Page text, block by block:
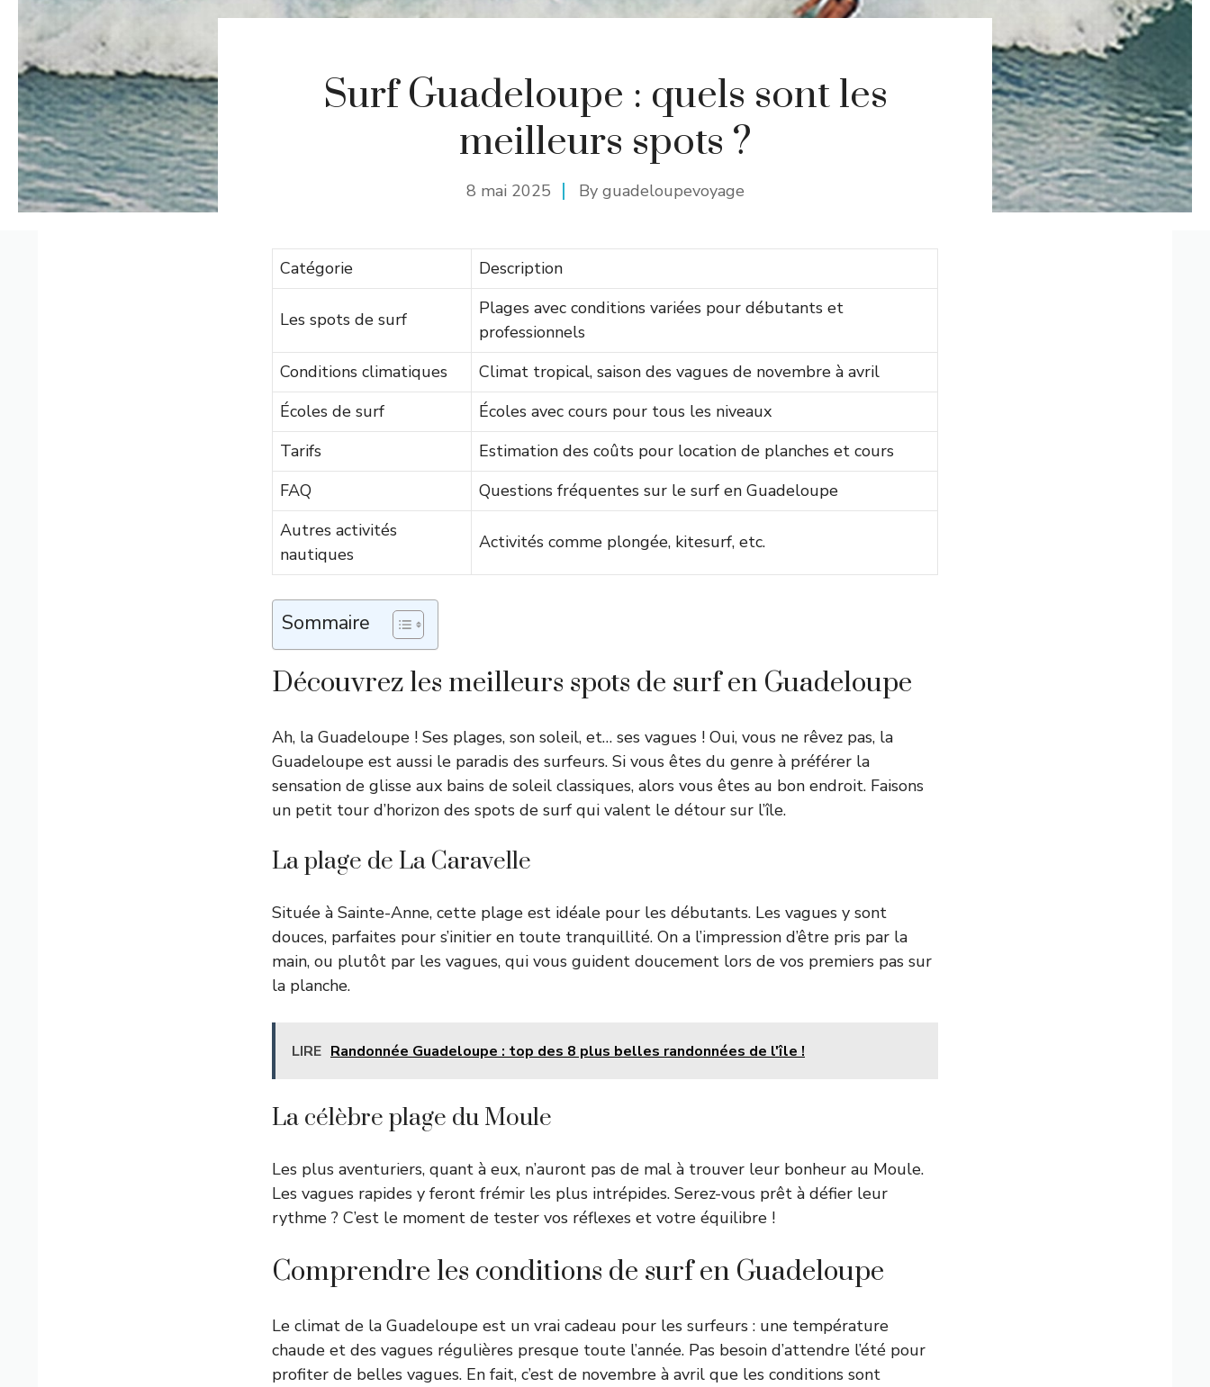
Surf Guadeloupe : quels sont les
meilleurs spots ?
8 mai 2025 By guadeloupevoyage
Catégorie Description
Les spots de surf
Plages avec conditions variées pour débutants et
professionnels
Conditions climatiques
Climat tropical, saison des vagues de novembre à avril
Écoles de surf
Écoles avec cours pour tous les niveaux
Tarifs
Estimation des coûts pour location de planches et cours
FAQ
Questions fréquentes sur le surf en Guadeloupe
Autres activités
nautiques
Activités comme plongée, kitesurf, etc.
Sommaire
Découvrez les meilleurs spots de surf en Guadeloupe
Ah, la Guadeloupe ! Ses plages, son soleil, et… ses vagues ! Oui, vous ne rêvez pas, la
Guadeloupe est aussi le paradis des surfeurs. Si vous êtes du genre à préférer la
sensation de glisse aux bains de soleil classiques, alors vous êtes au bon endroit. Faisons
un petit tour d’horizon des spots de surf qui valent le détour sur l’île.
La plage de La Caravelle
Située à Sainte-Anne, cette plage est idéale pour les débutants. Les vagues y sont
douces, parfaites pour s’initier en toute tranquillité. On a l’impression d’être pris par la
main, ou plutôt par les vagues, qui vous guident doucement lors de vos premiers pas sur
la planche.
LIRE Randonnée Guadeloupe : top des 8 plus belles randonnées de l'île !
La célèbre plage du Moule
Les plus aventuriers, quant à eux, n’auront pas de mal à trouver leur bonheur au Moule.
Les vagues rapides y feront frémir les plus intrépides. Serez-vous prêt à défier leur
rythme ? C’est le moment de tester vos réflexes et votre équilibre !
Comprendre les conditions de surf en Guadeloupe
Le climat de la Guadeloupe est un vrai cadeau pour les surfeurs : une température
chaude et des vagues régulières presque toute l’année. Pas besoin d’attendre l’été pour
profiter de belles vagues. En fait, c’est de novembre à avril que les conditions sont